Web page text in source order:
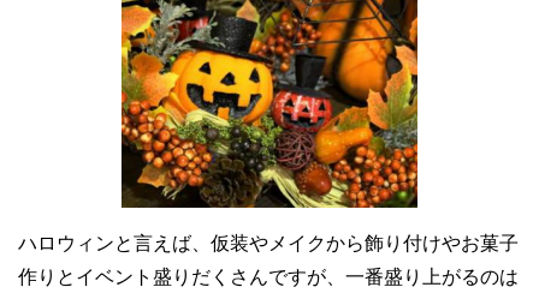
ハロウィンと言えば、仮装やメイクから飾り付けやお菓子
作りとイベント盛りだくさんですが、一番盛り上がるのは